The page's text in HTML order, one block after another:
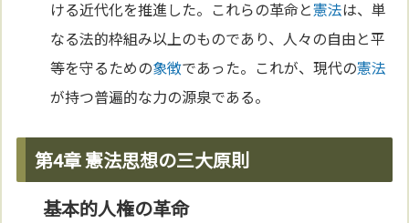
ける近代化を推進した。これらの革命と憲法は、単
なる法的枠組み以上のものであり、人々の自由と平
等を守るための象徴であった。これが、現代の憲法
が持つ普遍的な力の源泉である。
第4章 憲法思想の三大原則
基本的人権の革命